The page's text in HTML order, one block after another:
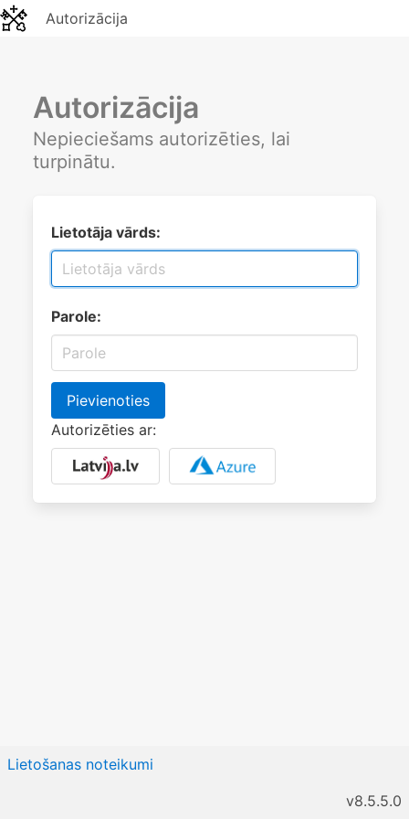
Autorizācija
Autorizācija
Nepieciešams autorizēties, lai
turpinātu.
Lietotāja vārds:
Parole:
Pievienoties
Autorizēties ar:
Lietošanas noteikumi
v8.5.5.0